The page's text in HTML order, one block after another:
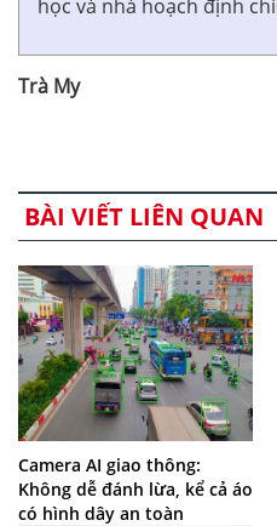
học và nhà hoạch định
Trà My
BÀI VIẾT LIÊN QUAN
Camera AI giao thông:
Không dễ đánh lừa, kể cả áo
có hình dây an toàn